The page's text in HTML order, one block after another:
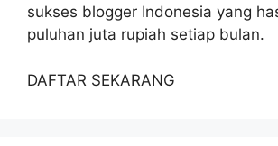
sukses blogger Indonesia yang
puluhan juta rupiah setiap bulan.
DAFTAR SEKARANG